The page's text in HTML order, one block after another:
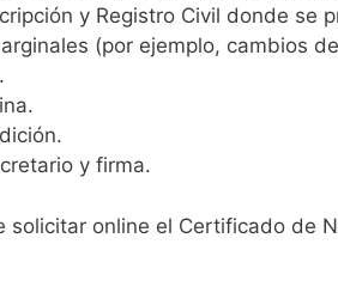
y Registro Civil donde se
(por ejemplo, cambios
y firma.
solicitar online el Certificado de